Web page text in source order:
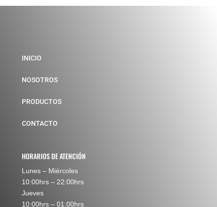
INICIO
NOSOTROS
PRODUCTOS
CONTACTO
HORARIOS DE ATENCIÓN
Lunes – Miércoles
10:00hrs – 22:00hrs
Jueves
10:00hrs – 01:00hrs